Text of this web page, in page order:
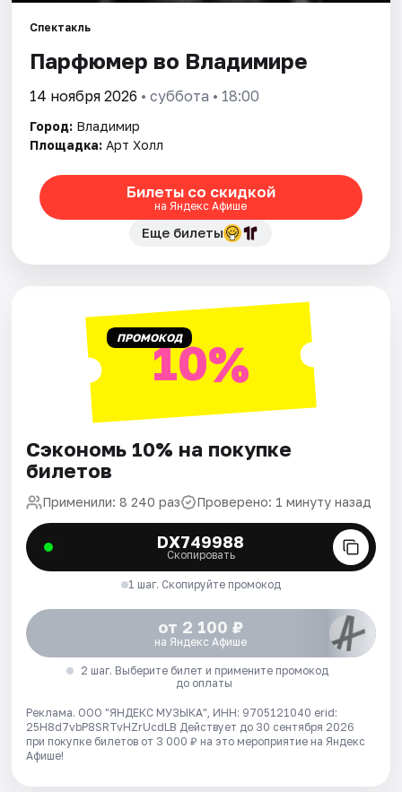
Спектакль
Парфюмер во Владимире
14 ноября 2026 • суббота • 18:00
Город: Владимир
Площадка: Арт Холл
Билеты со скидкой
на Яндекс Афише
Еще билеты
ПРОМОКОД10%
Сэкономь 10% на покупке
билетов
Применили: 8 240 раз Проверено: 1 минуту назад
DX749988
Скопировать
1 шаг. Скопируйте промокод
от 2 100 ₽
на Яндекс Афише
2 шаг. Выберите билет и примените промокод
до оплаты
Реклама. ООО "ЯНДЕКС МУЗЫКА", ИНН: 9705121040 erid:
25H8d7vbP8SRTvHZrUcdLB Действует до 30 сентября 2026
при покупке билетов от 3 000 ₽ на это мероприятие на Яндекс
Афише!